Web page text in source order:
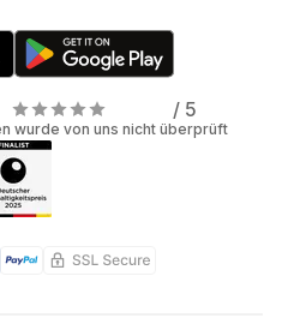
/ 5
wurde von uns nicht überprüft